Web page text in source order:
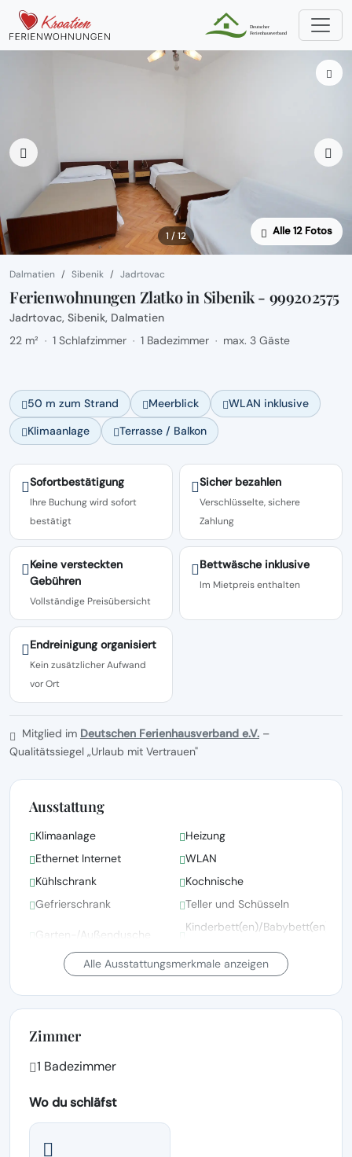
1 / 12 Alle 12 Fotos
Dalmatien Sibenik Jadrtovac
Ferienwohnungen Zlatko in Sibenik - 999202575
Jadrtovac, Sibenik, Dalmatien
22 m² · 1 Schlafzimmer · 1 Badezimmer · max. 3 Gäste
50 m zum Strand Meerblick
WLAN inklusive
Klimaanlage
Terrasse / Balkon
Sofortbestätigung
Ihre Buchung wird sofort
bestätigt
Sicher bezahlen
Verschlüsselte, sichere
Zahlung
Keine versteckten
Gebühren
Vollständige Preisübersicht
Bettwäsche inklusive
Im Mietpreis enthalten
Endreinigung organisiert
Kein zusätzlicher Aufwand
vor Ort
Mitglied im Deutschen Ferienhausverband e.V. –
Qualitätssiegel „Urlaub mit Vertrauen"
Ausstattung
Klimaanlage
Heizung
Ethernet Internet
WLAN
Kühlschrank
Kochnische
Gefrierschrank
Teller und Schüsseln
Garten-/Außendusche
Kinderbett(en)/Babybett(en)
Bettwäsche, Handtücher
Richtlinien der örtlichen
Alle Ausstattungsmerkmale anzeigen
Zimmer
1 Badezimmer
Wo du schläfst